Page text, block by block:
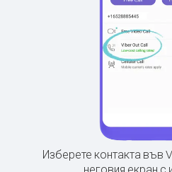
Изберете контакта във
неговия екран